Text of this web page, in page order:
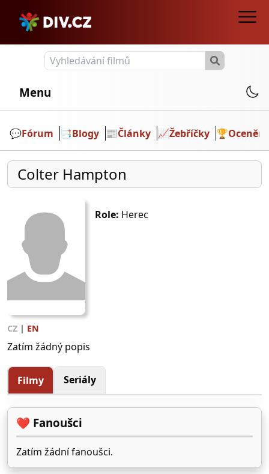
Menu
💬️Fórum 📑Blogy 📰Články 📈Žebříčky 🏆Ocenění
Colter Hampton
Role: Herec
CZ | EN
Zatím žádný popis
Filmy Seriály
❤️ Fanoušci
Zatím žádní fanoušci.